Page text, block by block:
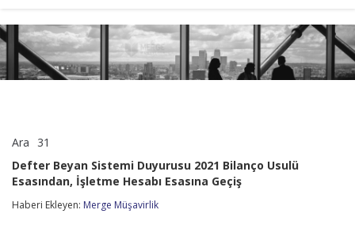
Ara 31
Sistemi
Duyurusu
Bilanço
Defter Beyan Sistemi Duyurusu 2021 Bilanço Usulü
Esasından, İşletme Hesabı Esasına Geçiş
Haberi Ekleyen: Merge Müşavirlik